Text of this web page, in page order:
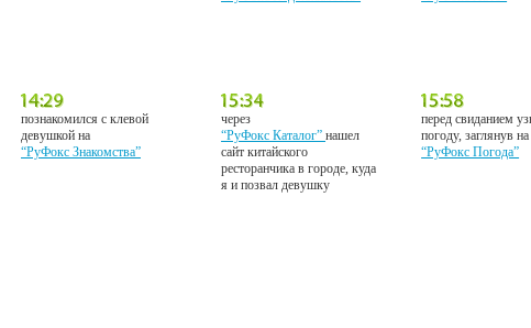
познакомился с клевой
девушкой на
“РуФокс Знакомства”
через
“РуФокс Каталог”нашел
сайт китайского
ресторанчика в городе, куда
я и позвал девушку
перед свиданием
погоду, заглянув на
“РуФокс Погода”